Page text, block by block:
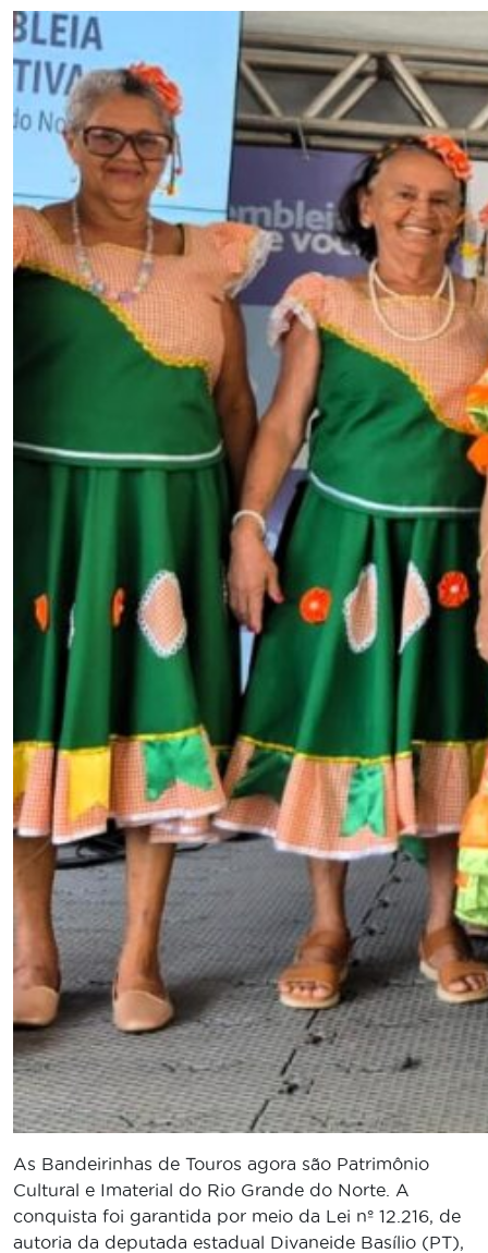
As Bandeirinhas de Touros agora são Patrimônio
Cultural e Imaterial do Rio Grande do Norte. A
conquista foi garantida por meio da Lei nº 12.216, de
autoria da deputada estadual Divaneide Basílio (PT),